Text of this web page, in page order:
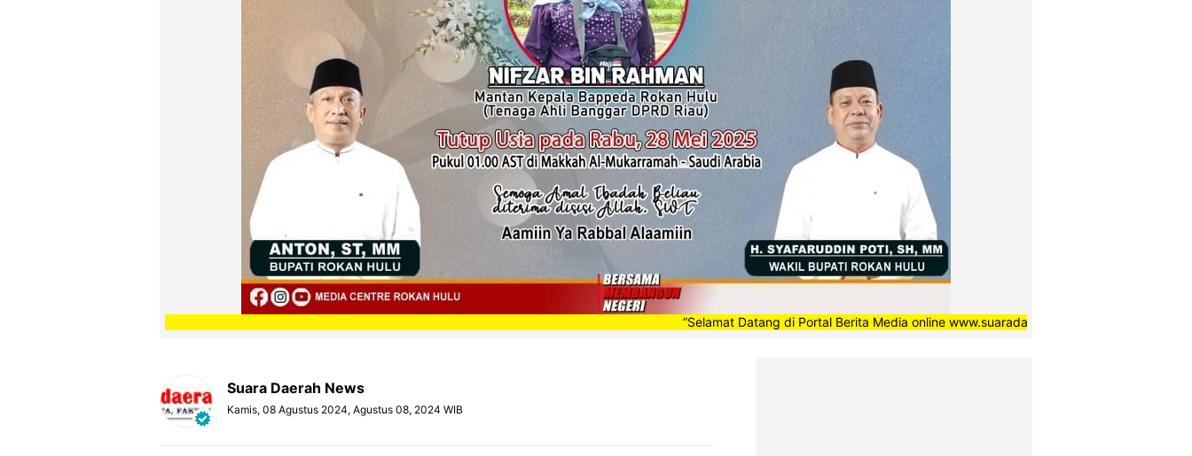
”Selamat Datang di Portal Berita Media online www.suaradaerahnews.com, semoga setiap berita
Suara Daerah News
Kamis, 08 Agustus 2024, Agustus 08, 2024 WIB